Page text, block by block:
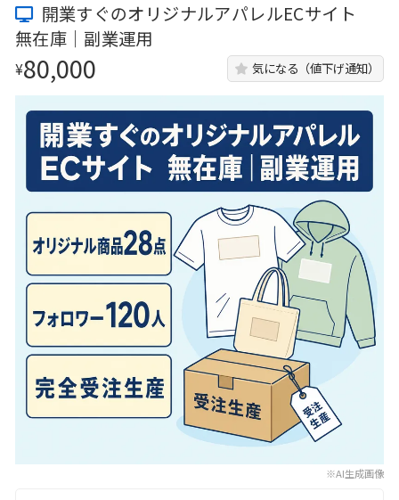
※AI生成画像
開業すぐのオリジナルアパレルECサイト
無在庫｜副業運用
¥80,000 気になる（値下げ通知）